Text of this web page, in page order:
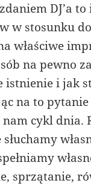
DJ’a
w stosunku
właściwe
na pewno
istnienie i jak
na to
cykl dnia.
sprzątanie,